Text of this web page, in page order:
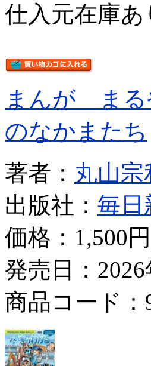
仕入元在庫あ
まんが まる
のなかまたち
著者： 丸山宗
出版社： 毎日
価格： 1,500円
発売日：2026
商品コード：